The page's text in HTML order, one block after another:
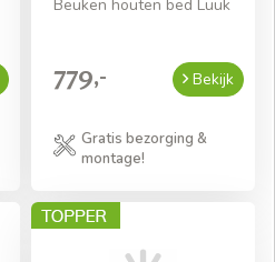
Beuken houten bed Luuk
779,- Bekijk
Gratis bezorging &
montage!